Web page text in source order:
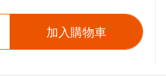
加入購物車